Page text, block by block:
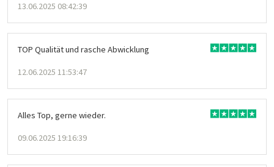
13.06.2025 08:42:39
TOP Qualität und rasche Abwicklung
12.06.2025 11:53:47
Alles Top, gerne wieder.
09.06.2025 19:16:39